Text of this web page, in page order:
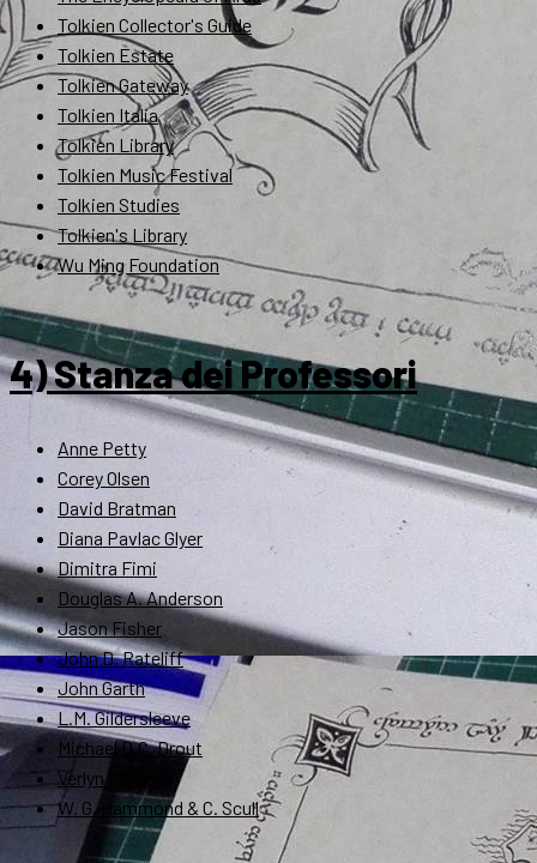
Tolkien Collector's Guide
Tolkien Estate
Tolkien Gateway
Tolkien Italia
Tolkien Library
Tolkien Music Festival
Tolkien Studies
Tolkien's Library
Wu Ming Foundation
4) Stanza dei Professori
Anne Petty
Corey Olsen
David Bratman
Diana Pavlac Glyer
Dimitra Fimi
Douglas A. Anderson
Jason Fisher
John D. Rateliff
John Garth
L.M. Gildersleeve
Michael D.C. Drout
Verlyn Flieger
W. G. Hammond & C. Scull